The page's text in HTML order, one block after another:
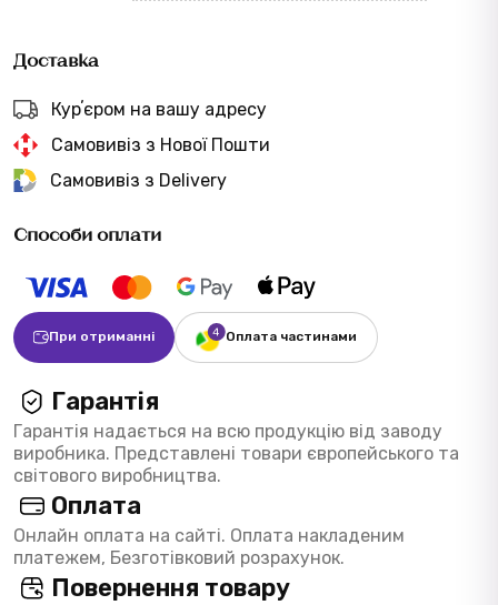
Доставка
Курʼєром на вашу адресу
Самовивіз з Нової Пошти
Самовивіз з Delivery
Способи оплати
При отриманні Оплата частинами
Гарантія
Гарантія надається на всю продукцію від заводу
виробника. Представлені товари європейського та
світового виробництва.
Оплата
Онлайн оплата на сайті. Оплата накладеним
платежем, Безготівковий розрахунок.
Повернення товару